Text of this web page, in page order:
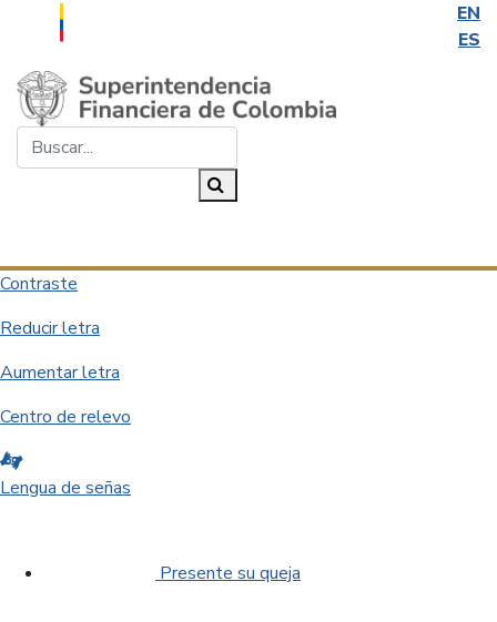
EN
ES
Saltar al contenido principal
Contraste
Reducir letra
Aumentar letra
Centro de relevo
Lengua de señas
Presente su queja